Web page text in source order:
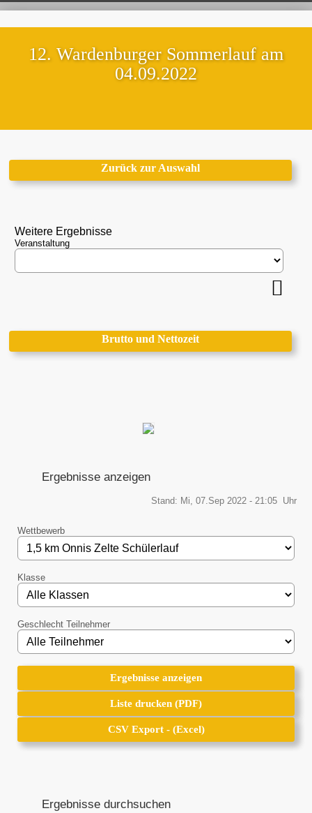
12. Wardenburger Sommerlauf am
04.09.2022
Zurück zur Auswahl
Weitere Ergebnisse
Veranstaltung
Brutto und Nettozeit
Ergebnisse anzeigen
Stand: Mi, 07.Sep 2022 - 21:05 Uhr
Wettbewerb
Klasse
Geschlecht Teilnehmer
Ergebnisse anzeigen
Ergebnisse anzeigen
Liste drucken (PDF)
Liste drucken (PDF)
CSV Export - (Excel)
CSV Export - (Excel)
Ergebnisse durchsuchen